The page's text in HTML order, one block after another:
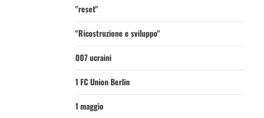
"reset"
"Ricostruzione e sviluppo"
007 ucraini
1 FC Union Berlin
1 maggio